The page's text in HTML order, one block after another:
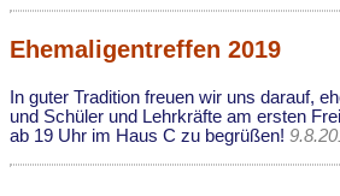
Ehemaligentreffen 2019
In guter Tradition freuen wir uns darauf,
und Schüler und Lehrkräfte am ersten
ab 19 Uhr im Haus C zu begrüßen!